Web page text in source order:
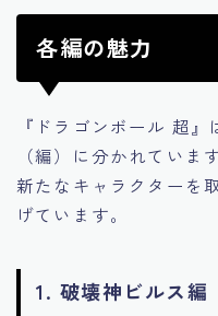
各編の魅力
『ドラゴンボール 超
（編）に分かれていま
新たなキャラクターを
げています。
1. 破壊神ビルス編